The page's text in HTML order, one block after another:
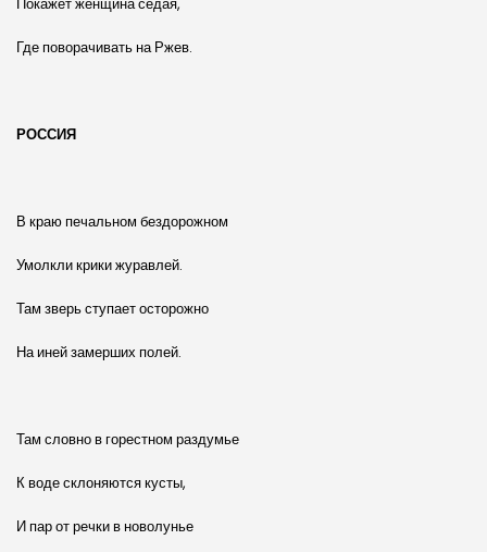
Где поворачивать на Ржев.
РОССИЯ
В краю печальном бездорожном
Умолкли крики журавлей.
Там зверь ступает осторожно
На иней замерших полей.
Там словно в горестном раздумье
К воде склоняются кусты,
И пар от речки в новолунье